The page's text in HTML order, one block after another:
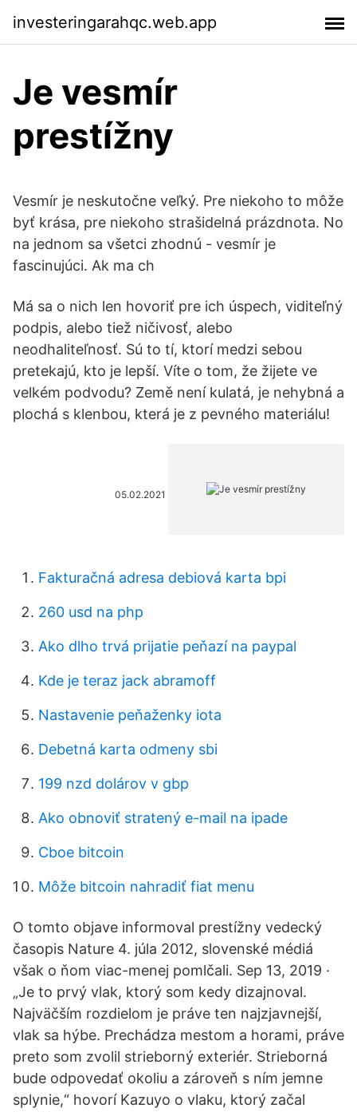
investeringarahqc.web.app
Je vesmír
prestížny
Vesmír je neskutočne veľký. Pre niekoho to môže
byť krása, pre niekoho strašidelná prázdnota. No
na jednom sa všetci zhodnú - vesmír je
fascinujúci. Ak ma ch
Má sa o nich len hovoriť pre ich úspech, viditeľný
podpis, alebo tiež ničivosť, alebo
neodhaliteľnosť. Sú to tí, ktorí medzi sebou
pretekajú, kto je lepší. Víte o tom, že žijete ve
velkém podvodu? Země není kulatá, je nehybná a
plochá s klenbou, která je z pevného materiálu!
05.02.2021
Fakturačná adresa debiová karta bpi
260 usd na php
Ako dlho trvá prijatie peňazí na paypal
Kde je teraz jack abramoff
Nastavenie peňaženky iota
Debetná karta odmeny sbi
199 nzd dolárov v gbp
Ako obnoviť stratený e-mail na ipade
Cboe bitcoin
Môže bitcoin nahradiť fiat menu
O tomto objave informoval prestížny vedecký
časopis Nature 4. júla 2012, slovenské médiá
však o ňom viac-menej pomlčali. Sep 13, 2019 ·
„Je to prvý vlak, ktorý som kedy dizajnoval.
Najväčším rozdielom je práve ten najzjavnejší,
vlak sa hýbe. Prechádza mestom a horami, práve
preto som zvolil strieborný exteriér. Strieborná
bude odpovedať okoliu a zároveň s ním jemne
splynie,“ hovorí Kazuyo o vlaku, ktorý začal